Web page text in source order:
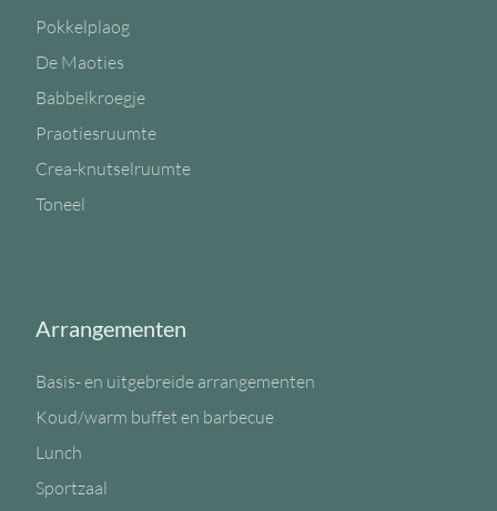
Pokkelplaog
De Maoties
Babbelkroegje
Praotiesruumte
Crea-knutselruumte
Toneel
Arrangementen
Basis- en uitgebreide arrangementen
Koud/warm buffet en barbecue
Lunch
Sportzaal